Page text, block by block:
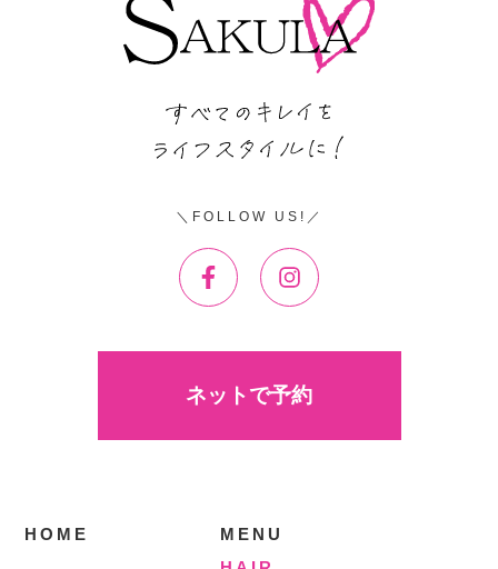
FOLLOW US!
ネットで予約
HOME
MENU